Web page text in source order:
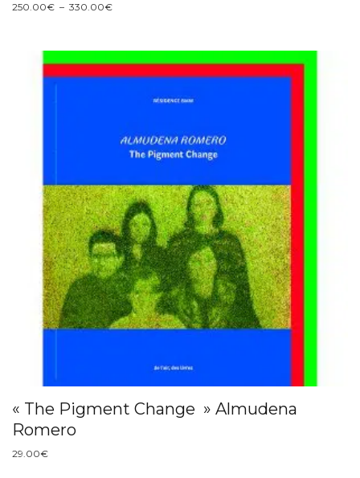
250.00€ – 330.00€Plage
250.00€
à
330.00€
« The Pigment Change » Almudena
Romero
29.00€